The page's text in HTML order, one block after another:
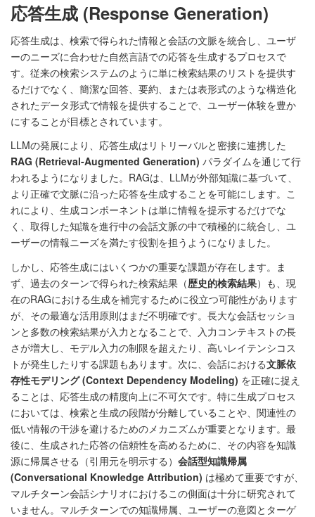
応答生成 (Response Generation)
応答生成は、検索で得られた情報と会話の文脈を統合し、ユーザ
ーのニーズに合わせた自然言語での応答を生成するプロセスで
す。従来の検索システムのように単に検索結果のリストを提供す
るだけでなく、簡潔な回答、要約、または表形式のような構造化
されたデータ形式で情報を提供することで、ユーザー体験を豊か
にすることが目標とされています。
LLMの発展により、応答生成はリトリーバルと密接に連携した
RAG (Retrieval-Augmented Generation) パラダイムを通じて行
われるようになりました。RAGは、LLMが外部知識に基づいて、
より正確で文脈に沿った応答を生成することを可能にします。こ
れにより、生成コンポーネントは単に情報を提示するだけでな
く、取得した知識を進行中の会話文脈の中で積極的に統合し、ユ
ーザーの情報ニーズを満たす役割を担うようになりました。
しかし、応答生成にはいくつかの重要な課題が存在します。ま
ず、過去のターンで得られた検索結果（歴史的検索結果）も、現
在のRAGにおける生成を補完するために役立つ可能性があります
が、その最適な活用原則はまだ不明確です。長大な会話セッショ
ンと多数の検索結果が入力となることで、入力コンテキストの長
さが増大し、モデル入力の制限を超えたり、高いレイテンシコス
トが発生したりする課題もあります。次に、会話における文脈依
存性モデリング (Context Dependency Modeling) を正確に捉え
ることは、応答生成の精度向上に不可欠です。特に生成プロセス
においては、検索と生成の段階が分離していることや、関連性の
低い情報の干渉を避けるためのメカニズムが重要となります。最
後に、生成された応答の信頼性を高めるために、その内容を知識
源に帰属させる（引用元を明示する） 会話型知識帰属
(Conversational Knowledge Attribution) は極めて重要ですが、
マルチターン会話シナリオにおけるこの側面は十分に研究されて
いません。マルチターンでの知識帰属、ユーザーの意図とターゲ